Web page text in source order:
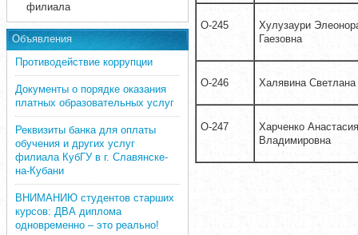
филиала
Объявления
Противодействие коррупции
Документы о порядке оказания
платных образовательных услуг
Реквизиты банка для оплаты
обучения и других услуг
филиала КубГУ в г. Славянске-
на-Кубани
ВНИМАНИЮ студентов старших
курсов: ДВА диплома
одновременно – это реально!
О-245
Хулузаури
Гаезовна
О-246 Халявина Светлана
О-247
Харченко Анастасия
Владимировна